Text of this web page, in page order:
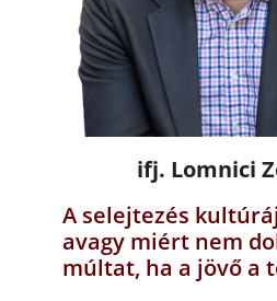
ifj. Lomnici
A selejtezés
avagy miért nem
múltat, ha a jövő a